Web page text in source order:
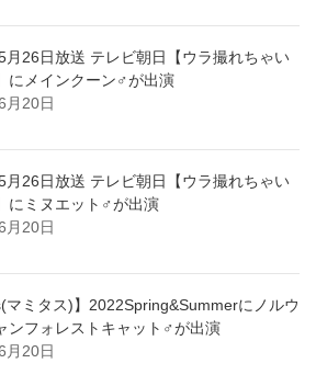
月26日放送 テレビ朝日【ウラ撮れちゃい
にメインクーン♂が出演
月20日
月26日放送 テレビ朝日【ウラ撮れちゃい
にミヌエット♂が出演
月20日
マミタス)】2022Spring&Summerにノルウ
ンフォレストキャット♂が出演
月20日